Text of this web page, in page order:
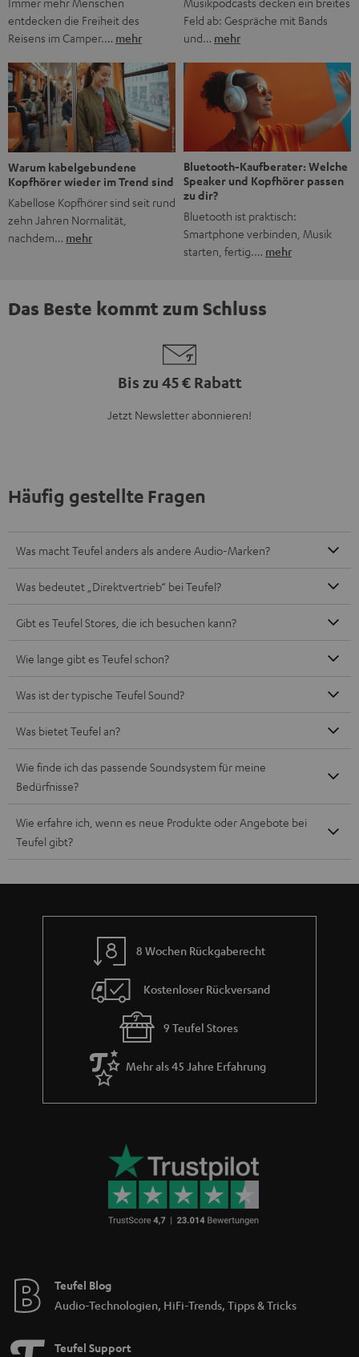
entdecken die Freiheit des
Reisens im Camper.… mehr
Feld ab: Gespräche mit Bands
und… mehr
Warum kabelgebundene
Kopfhörer wieder im Trend sind
Kabellose Kopfhörer sind seit rund
zehn Jahren Normalität,
nachdem… mehr
Bluetooth-Kaufberater: Welche
Speaker und Kopfhörer passen
zu dir?
Bluetooth ist praktisch:
Smartphone verbinden, Musik
starten, fertig.… mehr
Das Beste kommt zum Schluss
Bis zu 45 € Rabatt
Jetzt Newsletter abonnieren!
Häufig gestellte Fragen
Was macht Teufel anders als andere Audio-Marken?
Was bedeutet „Direktvertrieb“ bei Teufel?
Gibt es Teufel Stores, die ich besuchen kann?
Wie lange gibt es Teufel schon?
Was ist der typische Teufel Sound?
Was bietet Teufel an?
Wie finde ich das passende Soundsystem für meine
Bedürfnisse?
Wie erfahre ich, wenn es neue Produkte oder Angebote bei
Teufel gibt?
8 Wochen Rückgaberecht
Kostenloser Rückversand
9 Teufel Stores
Mehr als 45 Jahre Erfahrung
Teufel Blog
Audio-Technologien, HiFi-Trends, Tipps & Tricks
Teufel Support